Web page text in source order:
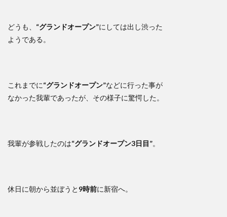
どうも、 “グランドオープン”にしては出し渋った
ようである。
これまでに“グランドオープン”などに行った事が
なかった我輩であったが、その様子に驚愕した。
我輩が参戦したのは“グランドオープン3日目”。
休日に朝から並ぼうと 9時前に新宿へ。